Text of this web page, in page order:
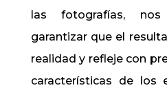
las fotografías,
garantizar que el
realidad y refleje con
características de los